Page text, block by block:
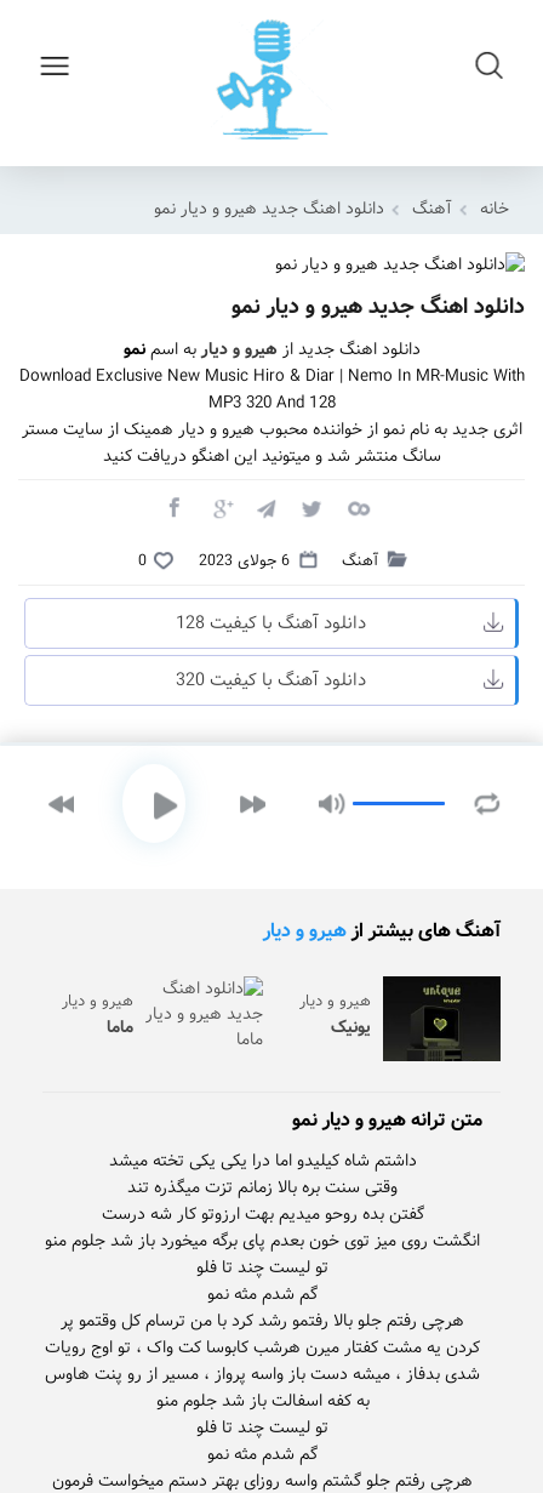
خانه آهنگ دانلود اهنگ جدید هیرو و دیار نمو
دانلود اهنگ جدید هیرو و دیار نمو
دانلود اهنگ جدید از هیرو و دیاربه اسمنمو
Download Exclusive New Music Hiro & Diar | Nemo In MR-Music With
MP3 320 And 128
اثری جدید به نام نمو از خواننده محبوب هیرو و دیار همینک از سایت مستر
سانگ منتشر شد و میتونید این اهنگو دریافت کنید
آهنگ 6 جولای 2023 0
دانلود آهنگ با کیفیت 128
دانلود آهنگ با کیفیت 320
آهنگ های بیشتر ازهیرو و دیار
هیرو و دیار
یونیک
هیرو و دیار
ماما
متن ترانه هیرو و دیار نمو
هرچی رفتم جلو بالا رفتمو رشد کرد با من ترسام کل وقتمو پر
کردن یه مشت کفتار میرن هرشب کابوسا کت واک ، تو اوج رویات
شدی بدفاز ، میشه دست باز واسه پرواز ، مسیر از رو پنت هاوس
هرچی رفتم جلو گشتم واسه روزای بهتر دستم میخواست فرمون